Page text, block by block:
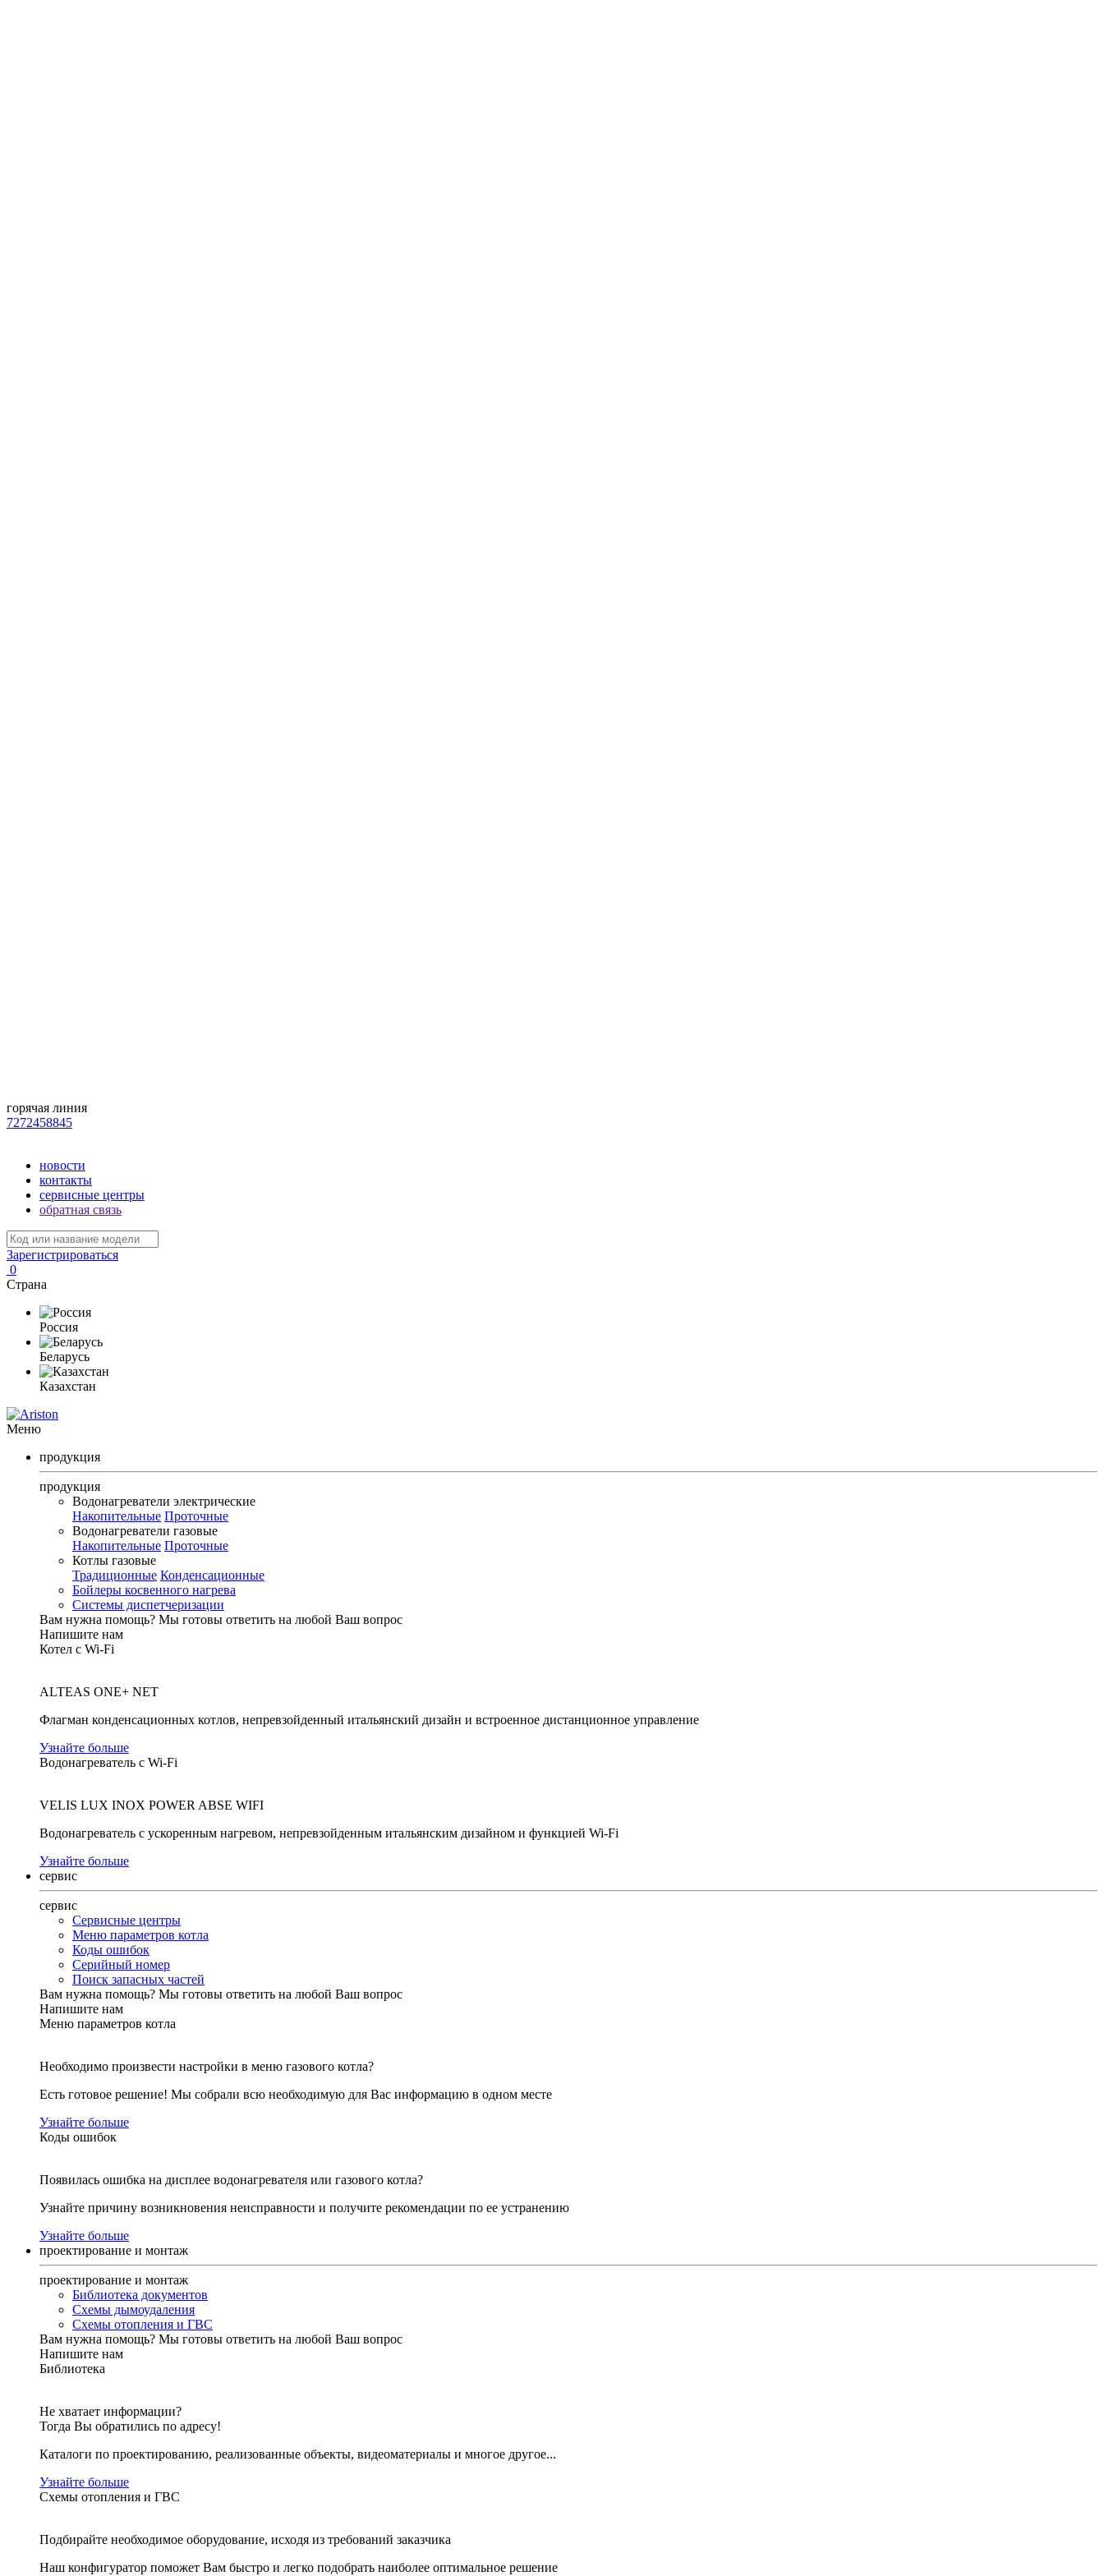
горячая линия
7272458845
новости
контакты
сервисные центры
обратная связь
Зарегистрироваться
0
Страна
Россия
Беларусь
Казахстан
Меню
продукция
продукция
Водонагреватели электрические
Накопительные Проточные
Водонагреватели газовые
Накопительные Проточные
Котлы газовые
Традиционные Конденсационные
Бойлеры косвенного нагрева
Системы диспетчеризации
Вам нужна помощь? Мы готовы ответить на любой Ваш вопрос
Напишите нам
Котел с Wi-Fi
ALTEAS ONE+ NET
Флагман конденсационных котлов, непревзойденный итальянский дизайн и встроенное дистанционное управление
Узнайте больше
Водонагреватель с Wi-Fi
VELIS LUX INOX POWER ABSE WIFI
Водонагреватель с ускоренным нагревом, непревзойденным итальянским дизайном и функцией Wi-Fi
Узнайте больше
сервис
сервис
Сервисные центры
Меню параметров котла
Коды ошибок
Серийный номер
Поиск запасных частей
Вам нужна помощь? Мы готовы ответить на любой Ваш вопрос
Напишите нам
Меню параметров котла
Необходимо произвести настройки в меню газового котла?
Есть готовое решение! Мы собрали всю необходимую для Вас информацию в одном месте
Узнайте больше
Коды ошибок
Появилась ошибка на дисплее водонагревателя или газового котла?
Узнайте причину возникновения неисправности и получите рекомендации по ее устранению
Узнайте больше
проектирование и монтаж
проектирование и монтаж
Библиотека документов
Схемы дымоудаления
Схемы отопления и ГВС
Вам нужна помощь? Мы готовы ответить на любой Ваш вопрос
Напишите нам
Библиотека
Не хватает информации?
Тогда Вы обратились по адресу!
Каталоги по проектированию, реализованные объекты, видеоматериалы и многое другое...
Узнайте больше
Схемы отопления и ГВС
Подбирайте необходимое оборудование, исходя из требований заказчика
Наш конфигуратор поможет Вам быстро и легко подобрать наиболее оптимальное решение